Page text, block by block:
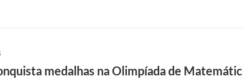
medalhas na Olimpíada de